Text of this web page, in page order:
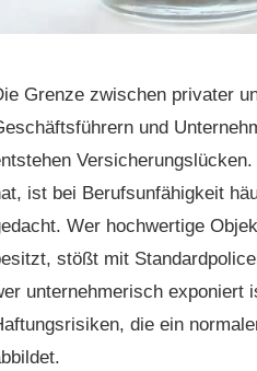
Grenze zwischen privater
und
ist bei Berufs­unfähig­keit
Wer hochwertige
stößt mit
unternehmerisch exponiert
die ein